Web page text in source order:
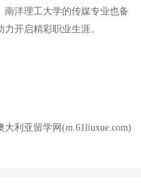
洋理工大学的传媒专业也备
开启精彩职业生涯。
大利亚留学网(m.61liuxue.com)